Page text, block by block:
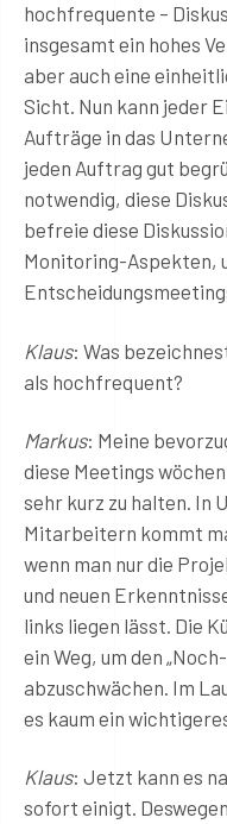
hochfrequente –
insgesamt ein hohes
aber auch eine
Sicht. Nun kann jeder
Aufträge in das
jeden Auftrag gut
notwendig, diese
befreie diese
Monitoring-Aspekten,
Klaus: Was
als hochfrequent?
Markus: Meine
diese Meetings
sehr kurz zu halten. In
Mitarbeitern kommt
wenn man nur die
und neuen
links liegen lässt. Die
ein Weg, um den
abzuschwächen. Im
es kaum ein
Klaus: Jetzt kann es
sofort einigt.